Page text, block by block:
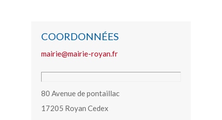
COORDONNÉES
mairie@mairie-royan.fr
80 Avenue de pontaillac
17205 Royan Cedex